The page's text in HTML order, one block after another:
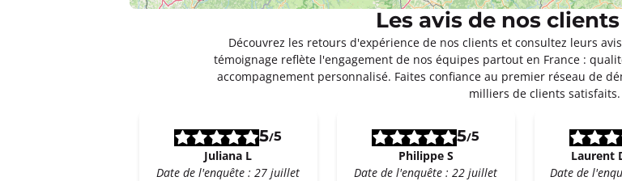
Appeler
Déménagements ABD Bourg en Bresse
63 rue République 01000 Bourg En Bresse
Plus d'informations
Les avis de nos
Découvrez les retours d'expérience de nos clients et consultez leurs
témoignage reflète l'engagement de nos équipes partout en France :
accompagnement personnalisé. Faites confiance au premier réseau de
milliers de clients satisfaits.
5/5
Juliana L
Date de l'enquête : 27 juillet
5/5
Philippe S
Date de l'enquête : 22 juillet
Laurent
Date de